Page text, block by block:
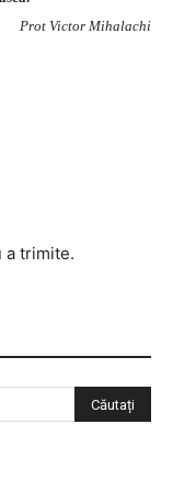
Prot Victor Mihalachi
a trimite.